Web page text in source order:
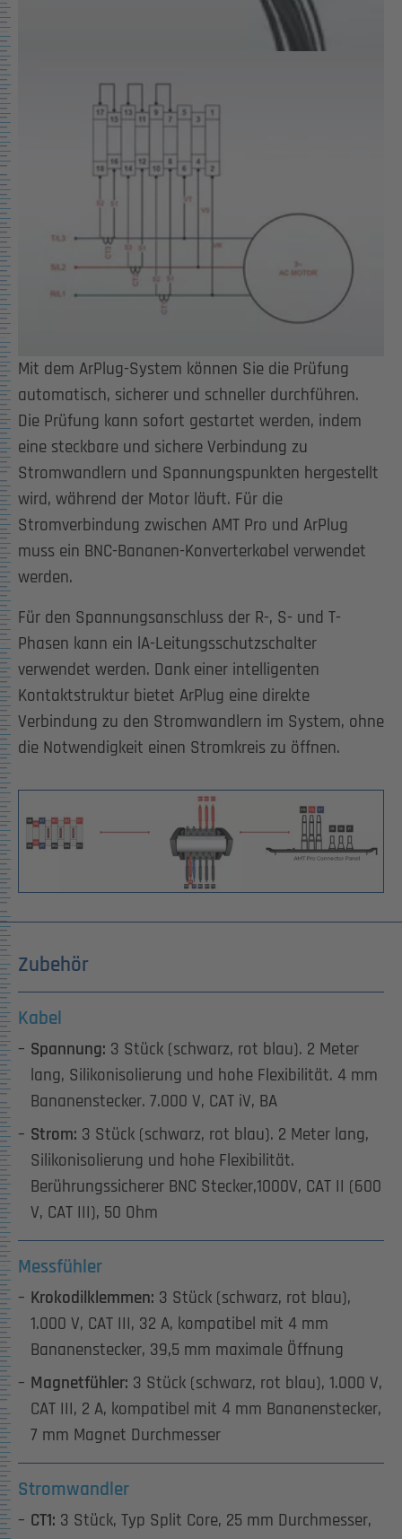
Mit dem ArPlug-System können Sie die Prüfung
automatisch, sicherer und schneller durchführen.
Die Prüfung kann sofort gestartet werden, indem
eine steckbare und sichere Verbindung zu
Stromwandlern und Spannungspunkten hergestellt
wird, während der Motor läuft. Für die
Stromverbindung zwischen AMT Pro und ArPlug
muss ein BNC-Bananen-Konverterkabel verwendet
werden.
Für den Spannungsanschluss der R-, S- und T-
Phasen kann ein lA-Leitungsschutzschalter
verwendet werden. Dank einer intelligenten
Kontaktstruktur bietet ArPlug eine direkte
Verbindung zu den Stromwandlern im System, ohne
die Notwendigkeit einen Stromkreis zu öffnen.
Zubehör
Kabel
Spannung: 3 Stück (schwarz, rot blau). 2 Meter
lang, Silikonisolierung und hohe Flexibilität. 4 mm
Bananenstecker. 7.000 V, CAT iV, BA
Strom: 3 Stück (schwarz, rot blau). 2 Meter lang,
Silikonisolierung und hohe Flexibilität.
Berührungssicherer BNC Stecker,1000V, CAT II (600
V, CAT III), 50 Ohm
Messfühler
Krokodilklemmen: 3 Stück (schwarz, rot blau),
1.000 V, CAT III, 32 A, kompatibel mit 4 mm
Bananenstecker, 39,5 mm maximale Öffnung
Magnetfühler: 3 Stück (schwarz, rot blau), 1.000 V,
CAT III, 2 A, kompatibel mit 4 mm Bananenstecker,
7 mm Magnet Durchmesser
Stromwandler
CT1: 3 Stück, Typ Split Core, 25 mm Durchmesser,